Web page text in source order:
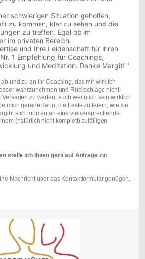
schwierigen Situation geholfen,
zu kommen, klar zu sehen und die
zu treffen. Egal ob im
im privaten Bereich.
und Ihre Leidenschaft für Ihren
1 Empfehlung für Coachings,
und Meditation. Danke Margit! "
und zu an Ihr Coaching, das mir wirklich
wahrzunehmen und Rückschläge nicht
zu werten, auch wenn ich kein wirklich
mich gerade darin, die Feste zu feiern, wie sie
sich momentan eine vielversprechende
(natürlich nicht komplett) zufälligen
stelle ich Ihnen gern auf Anfrage zur
Nachricht über das Kontaktformular genügen.